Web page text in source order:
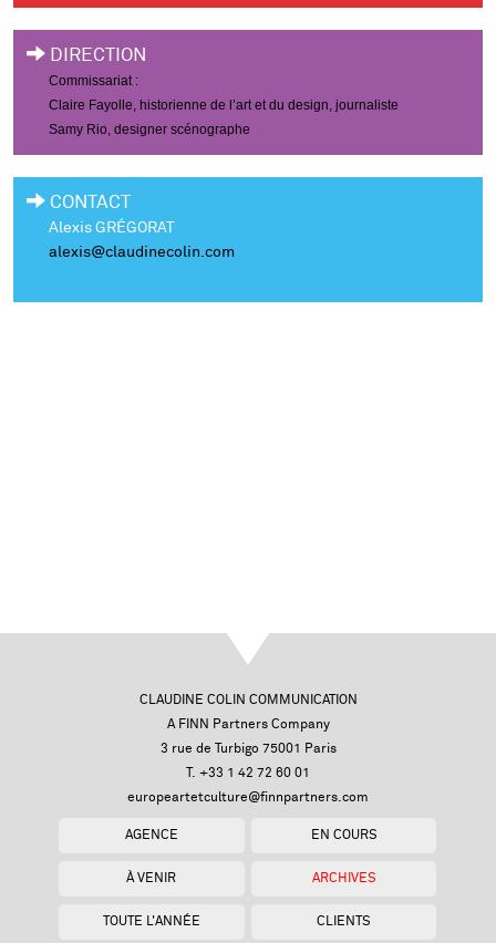
DIRECTION
Commissariat :
Claire Fayolle, historienne de l’art et du design, journaliste
Samy Rio, designer scénographe
CONTACT
Alexis GRÉGORAT
alexis@claudinecolin.com
CLAUDINE COLIN COMMUNICATION
A FINN Partners Company
3 rue de Turbigo 75001 Paris
T. +33 1 42 72 60 01
europeartetculture@finnpartners.com
AGENCE EN COURS
À VENIR ARCHIVES
TOUTE L'ANNÉE CLIENTS